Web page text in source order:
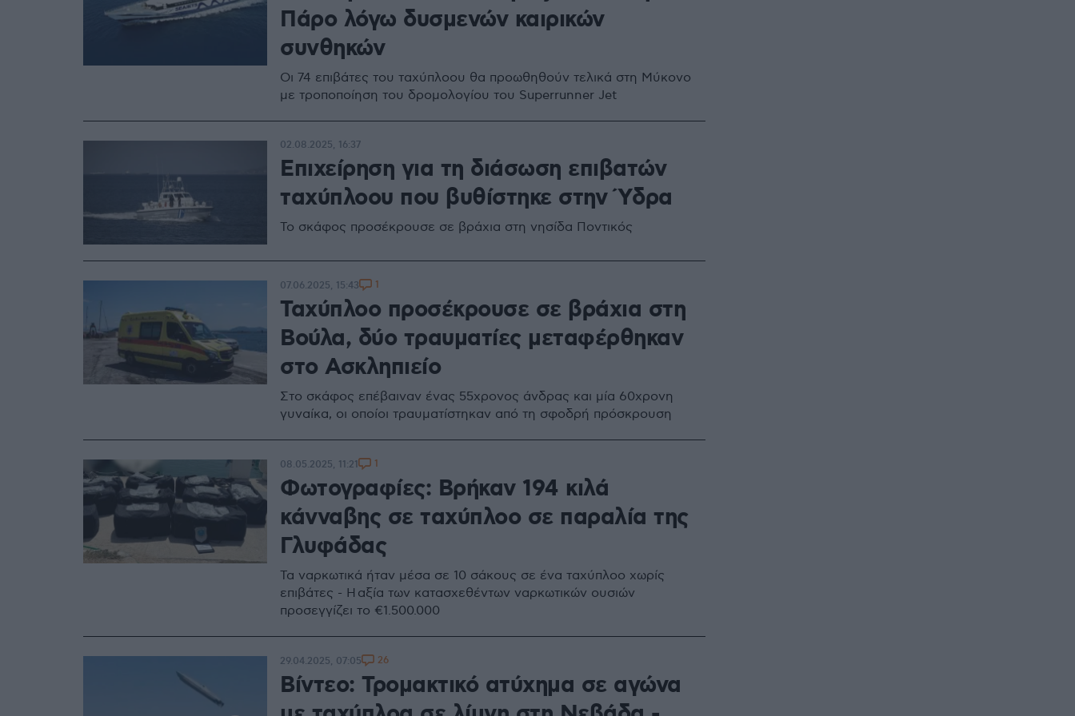
Πάρο λόγω δυσμενών καιρικών
συνθηκών
Οι 74 επιβάτες του ταχύπλοου θα προωθηθούν τελικά στη Μύκονο
με τροποποίηση του δρομολογίου του Superrunner Jet
Επιχείρηση για τη διάσωση επιβατών
ταχύπλοου που βυθίστηκε στην Ύδρα
Το σκάφος προσέκρουσε σε βράχια στη νησίδα Ποντικός
02.08.2025, 16:37
Ταχύπλοο προσέκρουσε σε βράχια στη
Βούλα, δύο τραυματίες μεταφέρθηκαν
στο Ασκληπιείο
Στο σκάφος επέβαιναν ένας 55χρονος άνδρας και μία 60χρονη
γυναίκα, οι οποίοι τραυματίστηκαν από τη σφοδρή πρόσκρουση
07.06.2025, 15:43 1
Φωτογραφίες: Βρήκαν 194 κιλά
κάνναβης σε ταχύπλοο σε παραλία της
Γλυφάδας
Τα ναρκωτικά ήταν μέσα σε 10 σάκους σε ένα ταχύπλοο χωρίς
επιβάτες - Η αξία των κατασχεθέντων ναρκωτικών ουσιών
προσεγγίζει το €1.500.000
08.05.2025, 11:21 1
Βίντεο: Τρομακτικό ατύχημα σε αγώνα
29.04.2025, 07:05 26